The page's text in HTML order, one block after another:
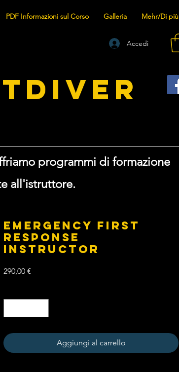
PDF Informazioni sul Corso Galleria Mehr/Di più
Accedi
programmi di formazione
all'istruttore.
Emergency First
Response
Instructor
290,00 €
Aggiungi al carrello